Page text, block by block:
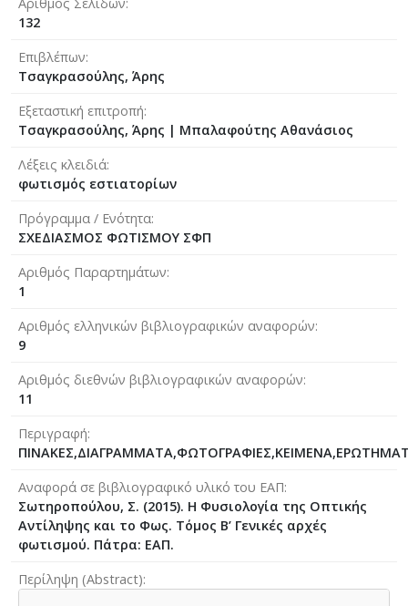
132
Επιβλέπων
Τσαγκρασούλης, Άρης
Εξεταστική επιτροπή
Τσαγκρασούλης, Άρης | Μπαλαφούτης Αθανάσιος
Λέξεις κλειδιά
φωτισμός εστιατορίων
Πρόγραμμα / Ενότητα
ΣΧΕΔΙΑΣΜΟΣ ΦΩΤΙΣΜΟΥ ΣΦΠ
Αριθμός Παραρτημάτων
1
Αριθμός ελληνικών βιβλιογραφικών αναφορών
9
Αριθμός διεθνών βιβλιογραφικών αναφορών
11
Περιγραφή
Αναφορά σε βιβλιογραφικό υλικό του ΕΑΠ
Σωτηροπούλου, Σ. (2015). Η Φυσιολογία της Οπτικής
Αντίληψης και το Φως. Τόμος Β’ Γενικές αρχές
φωτισμού. Πάτρα: ΕΑΠ.
Περίληψη (Abstract)